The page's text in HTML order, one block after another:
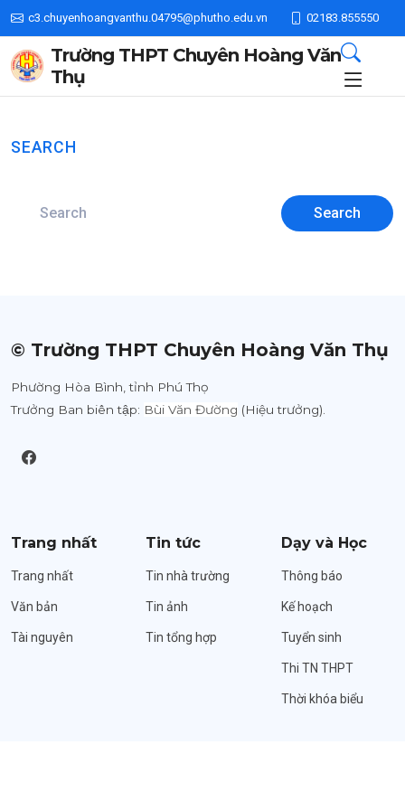
c3.chuyenhoangvanthu.04795@phutho.edu.vn 02183.855550
Trường THPT Chuyên Hoàng Văn
Thụ
SEARCH
Search
© Trường THPT Chuyên Hoàng Văn Thụ
Phường Hòa Bình, tỉnh Phú Thọ
Trưởng Ban biên tập: Bùi Văn Đường (Hiệu trưởng).
Trang nhất
Trang nhất
Văn bản
Tài nguyên
Tin tức
Tin nhà trường
Tin ảnh
Tin tổng hợp
Dạy và Học
Thông báo
Kế hoạch
Tuyển sinh
Thi TN THPT
Thời khóa biểu